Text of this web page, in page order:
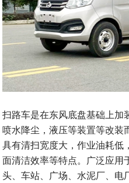
扫路车是在东风底盘基础上加
喷水降尘，液压等装置等改
具有清扫宽度大，作业油耗低
面清洁效率等特点。广泛应
头、车站、广场、水泥厂、